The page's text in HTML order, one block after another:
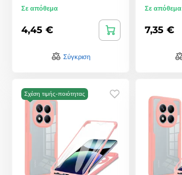
Σε απόθεμα
4,45 €
Σύγκριση
Σε απόθεμα
7,35 €
Σχέση τιμής-ποιότητας